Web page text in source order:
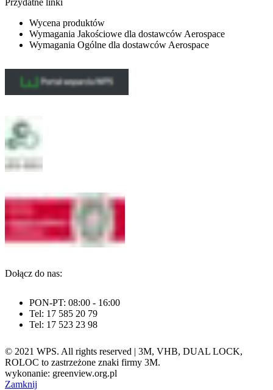
Wycena produktów
Wymagania Jakościowe dla dostawców Aerospace
Wymagania Ogólne dla dostawców Aerospace
Dołącz do nas:
PON-PT: 08:00 - 16:00
Tel: 17 585 20 79
Tel: 17 523 23 98
© 2021 WPS. All rights reserved | 3M, VHB, DUAL LOCK,
ROLOC to zastrzeżone znaki firmy 3M.
wykonanie: greenview.org.pl
Zamknij